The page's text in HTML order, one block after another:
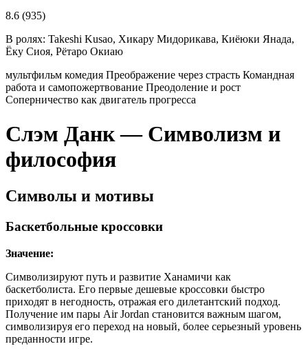
8.6 (935)
В ролях: Takeshi Kusao, Хикару Мидорикава, Киёюки Янада,
Ёку Сиоя, Рётаро Окиаю
мультфильм комедия Преображение через страсть Командная
работа и самопожертвование Преодоление и рост
Соперничество как двигатель прогресса
Слэм Данк — Символизм и
философия
Символы и мотивы
Баскетбольные кроссовки
Значение:
Символизируют путь и развитие Ханамичи как
баскетболиста. Его первые дешевые кроссовки быстро
приходят в негодность, отражая его дилетантский подход.
Получение им пары Air Jordan становится важным шагом,
символизируя его переход на новый, более серьезный уровень
преданности игре.